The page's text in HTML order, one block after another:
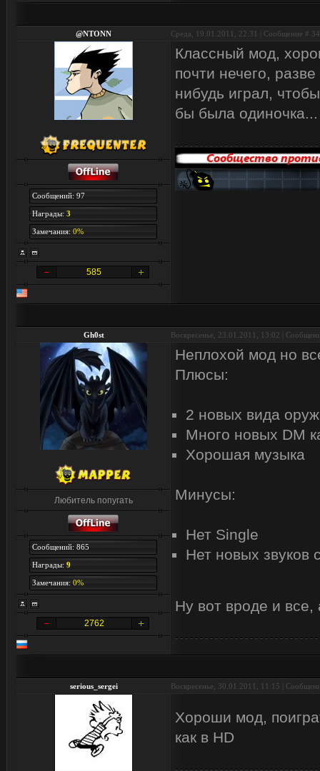
@NTONN Среда, 19.01.2011, 22:31 | Сообщение # 34
Сообщений: 97
Награды: 3
Замечания: 0%
585
Классный мод,
почти нечего,
нибудь играл,
бы была одиночка...
Gh0st Воскресенье, 23.01.2011, 13:02 |
Любитель попугать
Сообщений: 865
Награды: 9
Замечания: 0%
2762
Неплохой мод но
Плюсы:
2 новых вида
Много новых DM
Хорошая музыка
Минусы:
Нет Single
Нет новых звуков
Ну вот вроде и
serious_sergei Воскресенье, 30.01.2011, 11:15 |
Хороши мод,
как в HD